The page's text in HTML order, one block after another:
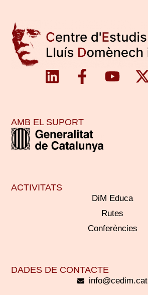
DADES DE CONTACTE
info@cedim.cat
ACTIVITATS
DiM Educa
Rutes
Conferències
AMB EL SUPORT